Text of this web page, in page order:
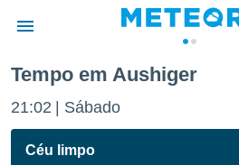
da
foi
Tempo em Aushiger
21:02 Sábado
Céu limpo